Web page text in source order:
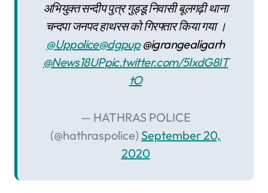
अभियुक्त सन्दीप पुत्र गुड्डू निवासी बूलगढ़ी थाना
चन्दपा जनपद हाथरस को गिरफ्तार किया गया ।
@Uppolice@dgpup@igrangealigarh
@News18UPpic.twitter.com/5IxdG8IT
tO
— HATHRAS POLICE
(@hathraspolice) September 20,
2020